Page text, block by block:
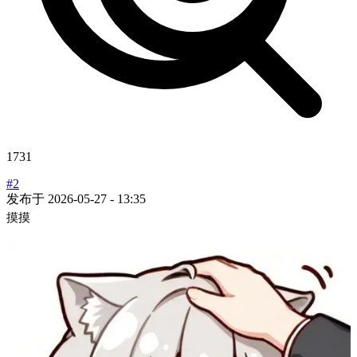
1731
#2
发布于 2026-05-27 - 13:35
摸摸